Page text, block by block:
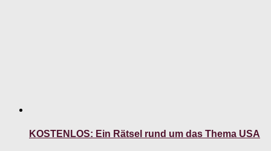
KOSTENLOS: Ein Rätsel rund um das Thema USA